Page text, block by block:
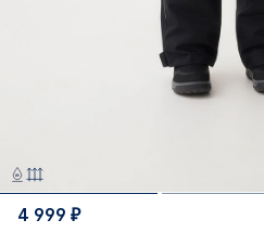
4 999 ₽